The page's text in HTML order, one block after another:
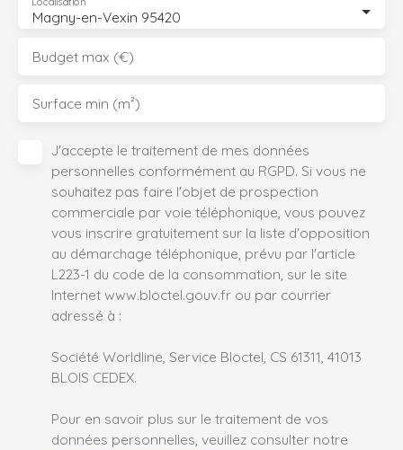
Magny-en-Vexin 95420
Budget max (€)
Surface min (m²)
J'accepte le traitement de mes données
personnelles conformément au RGPD. Si vous ne
souhaitez pas faire l'objet de prospection
commerciale par voie téléphonique, vous pouvez
vous inscrire gratuitement sur la liste d'opposition
au démarchage téléphonique, prévu par l'article
L223-1 du code de la consommation, sur le site
Internet www.bloctel.gouv.fr ou par courrier
adressé à :
Société Worldline, Service Bloctel, CS 61311, 41013
BLOIS CEDEX.
Pour en savoir plus sur le traitement de vos
données personnelles, veuillez consulter notre